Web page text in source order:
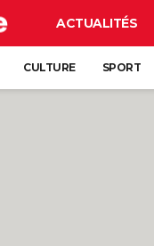
ACTUALITÉS
CULTURE SPORT